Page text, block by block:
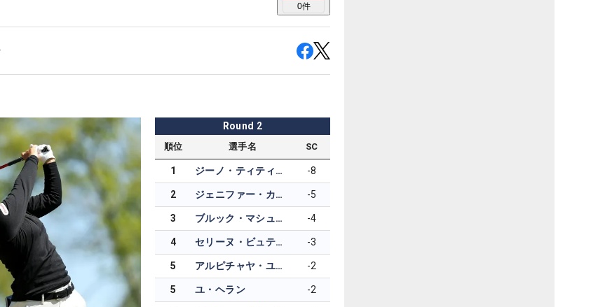
0件
Round 2
順位 選手名 SC
1 ジーノ・ティティクル -8
2 ジェニファー・カプチョ -5
3 ブルック・マシューズ -4
4 セリーヌ・ビュティエ -3
5 アルピチャヤ・ユボル -2
5 ユ・ヘラン -2